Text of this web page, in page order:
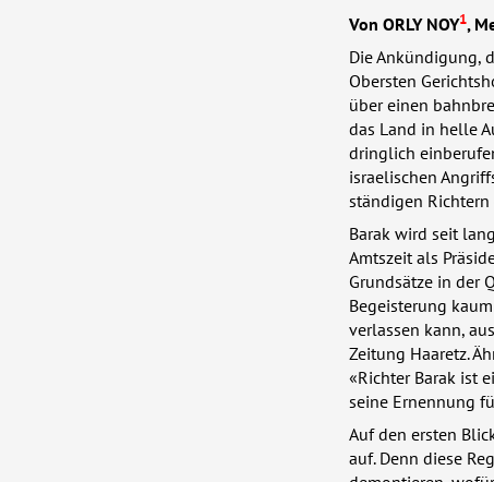
Von ORLY NOY1,
Die Ankündigung,
Obersten
über einen
das Land in helle
dringlich
israelischen
ständigen Richtern
Barak wird seit
Amtszeit als
Grundsätze in der
Begeisterung
verlassen kann,
Zeitung Haaretz.
«Richter Barak ist
seine Ernennung
Auf den ersten
auf. Denn diese